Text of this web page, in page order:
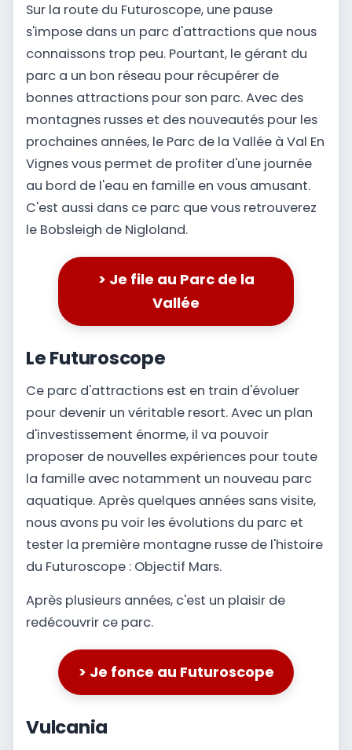
Sur la route du Futuroscope, une pause
s'impose dans un parc d'attractions que nous
connaissons trop peu. Pourtant, le gérant du
parc a un bon réseau pour récupérer de
bonnes attractions pour son parc. Avec des
montagnes russes et des nouveautés pour les
prochaines années, le Parc de la Vallée à Val En
Vignes vous permet de profiter d'une journée
au bord de l'eau en famille en vous amusant.
C'est aussi dans ce parc que vous retrouverez
le Bobsleigh de Nigloland.
> Je file au Parc de la
Vallée
Le Futuroscope
Ce parc d'attractions est en train d'évoluer
pour devenir un véritable resort. Avec un plan
d'investissement énorme, il va pouvoir
proposer de nouvelles expériences pour toute
la famille avec notamment un nouveau parc
aquatique. Après quelques années sans visite,
nous avons pu voir les évolutions du parc et
tester la première montagne russe de l'histoire
du Futuroscope : Objectif Mars.
Après plusieurs années, c'est un plaisir de
redécouvrir ce parc.
> Je fonce au Futuroscope
Vulcania